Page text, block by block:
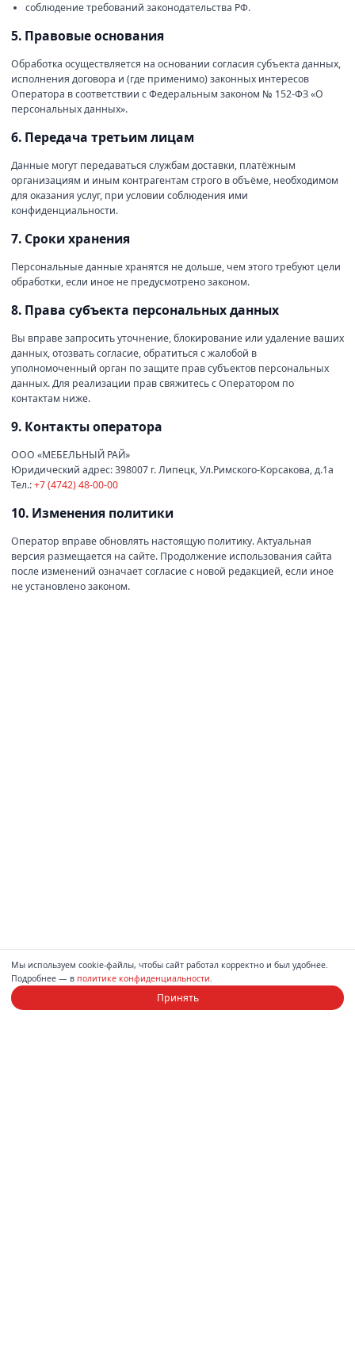
соблюдение требований законодательства РФ.
5. Правовые основания
Обработка осуществляется на основании согласия субъекта данных,
исполнения договора и (где применимо) законных интересов
Оператора в соответствии с Федеральным законом № 152-ФЗ «О
персональных данных».
6. Передача третьим лицам
Данные могут передаваться службам доставки, платёжным
организациям и иным контрагентам строго в объёме, необходимом
для оказания услуг, при условии соблюдения ими
конфиденциальности.
7. Сроки хранения
Персональные данные хранятся не дольше, чем этого требуют цели
обработки, если иное не предусмотрено законом.
8. Права субъекта персональных данных
Вы вправе запросить уточнение, блокирование или удаление ваших
данных, отозвать согласие, обратиться с жалобой в
уполномоченный орган по защите прав субъектов персональных
данных. Для реализации прав свяжитесь с Оператором по
контактам ниже.
9. Контакты оператора
ООО «МЕБЕЛЬНЫЙ РАЙ»
Юридический адрес:398007 г. Липецк, Ул.Римского-Корсакова, д.1а
Тел.:+7 (4742) 48-00-00
10. Изменения политики
Оператор вправе обновлять настоящую политику. Актуальная
версия размещается на сайте. Продолжение использования сайта
после изменений означает согласие с новой редакцией, если иное
не установлено законом.
Мы используем cookie-файлы, чтобы сайт работал корректно и был удобнее.
Подробнее — в политике конфиденциальности
Принять